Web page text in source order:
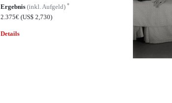
Ergebnis(inkl. Aufgeld)*
2.375€(US$ 2,730)
Details